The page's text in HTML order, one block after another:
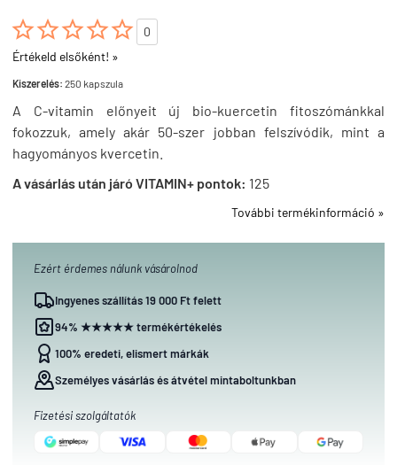

0
Értékeld elsőként! »
Kiszerelés: 250 kapszula
A C-vitamin előnyeit új bio-kuercetin fitoszómánkkal
fokozzuk, amely akár 50-szer jobban felszívódik, mint a
hagyományos kvercetin.
A vásárlás után járó VITAMIN+ pontok: 125
További termékinformáció »
Ezért érdemes nálunk vásárolnod
Ingyenes szállítás 19 000 Ft felett
94% ★★★★★ termékértékelés
100% eredeti, elismert márkák
Személyes vásárlás és átvétel mintaboltunkban
Fizetési szolgáltatók